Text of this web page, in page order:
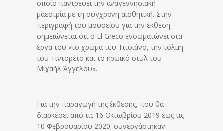
οποίο παντρεύει την αναγεννησιακή
μαεστρία με τη σύγχρονη αισθητική. Στην
περιγραφή του μουσείου για την έκθεση
σημειώνεται ότι ο Εl Greco ενσωματώνει στα
έργα του «το χρώμα του Τιτσιάνο, την τόλμη
του Τιντορέτο και το ηρωικό στυλ του
Μιχαήλ Άγγελου».
Για την παραγωγή της έκθεσης, που θα
διαρκέσει από τις 16 Οκτωβρίου 2019 έως τις
10 Φεβρουαρίου 2020, συνεργάστηκαν